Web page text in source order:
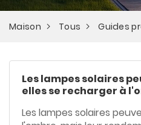
Maison Tous Guides
Les lampes solaires
elles se recharger à
Les lampes solaires